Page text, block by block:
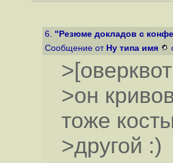
6. "Резюме докладов с
Сообщение от Ну типа имя
>он
тоже
>другой :)